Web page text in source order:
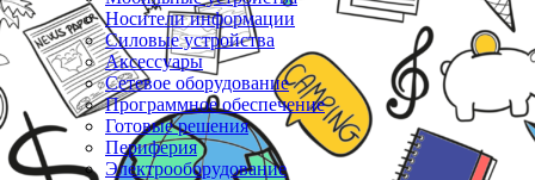
Носители информации
Силовые устройства
Аксессуары
Сетевое оборудование
Программное обеспечение
Готовые решения
Периферия
Электрооборудование